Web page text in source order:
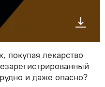
покупая лекарство
и даже опасно?